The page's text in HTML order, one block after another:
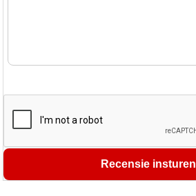
Recensie insturen